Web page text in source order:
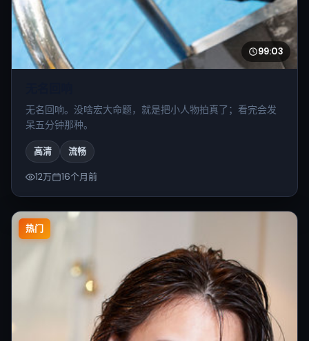
99:03
无名回响。没啥宏大命题，就是把小人物拍真了；看完会发
呆五分钟那种。
高清 流畅
12万 16个月前
热门